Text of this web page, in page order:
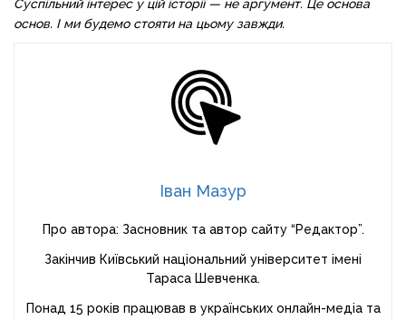
Суспільний інтерес у цій історії — не аргумент. Це основа
основ. І ми будемо стояти на цьому завжди.
Іван Мазур
Про автора: Засновник та автор сайту “Редактор”.
Закінчив Київський національний університет імені
Тараса Шевченка.
Понад 15 років працював в українських онлайн-медіа та